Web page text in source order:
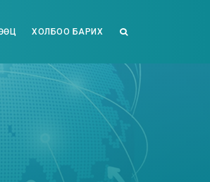
ХОЛБОО БАРИХ